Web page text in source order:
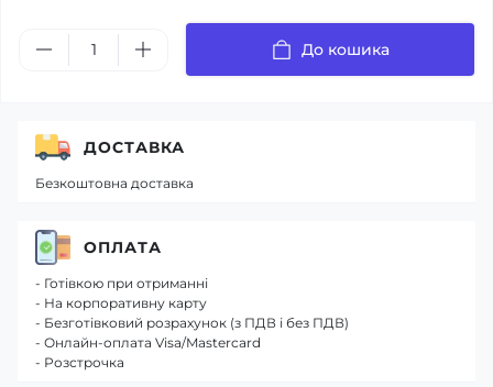
До кошика
ДОСТАВКА
Безкоштовна доставка
ОПЛАТА
- Готівкою при отриманні
- На корпоративну карту
- Безготівковий розрахунок (з ПДВ і без ПДВ)
- Онлайн-оплата Visa/Mastercard
- Розстрочка